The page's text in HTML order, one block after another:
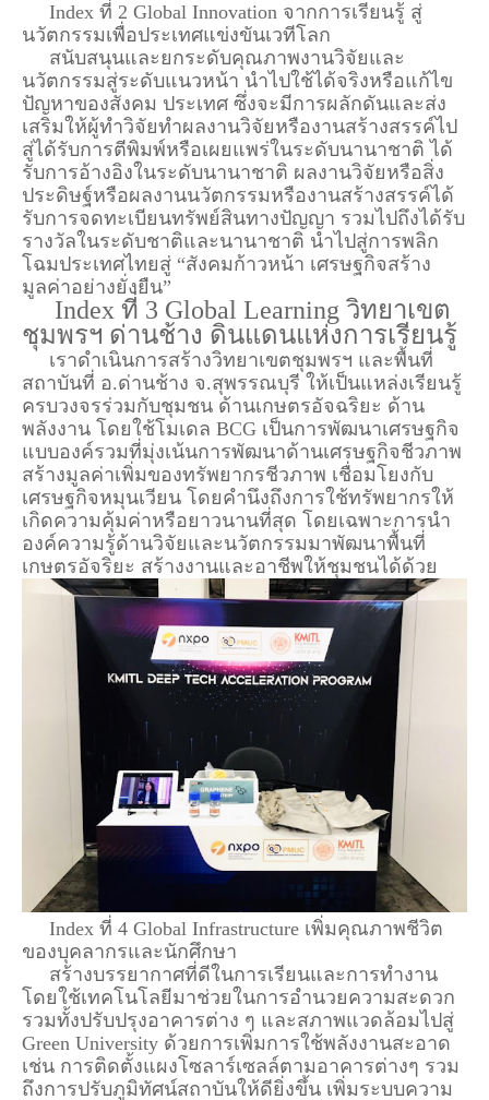
Index ที่ 2 Global Innovation จากการเรียนรู้ สู่
นวัตกรรมเพื่อประเทศแข่งขันเวทีโลก
สนับสนุนและยกระดับคุณภาพงานวิจัยและ
นวัตกรรมสู่ระดับแนวหน้า นำไปใช้ได้จริงหรือแก้ไข
ปัญหาของสังคม ประเทศ ซึ่งจะมีการผลักดันและส่ง
เสริมให้ผู้ทำวิจัยทำผลงานวิจัยหรืองานสร้างสรรค์ไป
สู่ได้รับการตีพิมพ์หรือเผยแพร่ในระดับนานาชาติ ได้
รับการอ้างอิงในระดับนานาชาติ ผลงานวิจัยหรือสิ่ง
ประดิษฐ์หรือผลงานนวัตกรรมหรืองานสร้างสรรค์ได้
รับการจดทะเบียนทรัพย์สินทางปัญญา รวมไปถึงได้รับ
รางวัลในระดับชาติและนานาชาติ นำไปสู่การพลิก
โฉมประเทศไทยสู่ “สังคมก้าวหน้า เศรษฐกิจสร้าง
มูลค่าอย่างยั่งยืน”
Index ที่ 3 Global Learning วิทยาเขต
ชุมพรฯ ด่านช้าง ดินแดนแห่งการเรียนรู้
เราดำเนินการสร้างวิทยาเขตชุมพรฯ และพื้นที่
สถาบันที่ อ.ด่านช้าง จ.สุพรรณบุรี ให้เป็นแหล่งเรียนรู้
ครบวงจรร่วมกับชุมชน ด้านเกษตรอัจฉริยะ ด้าน
พลังงาน โดยใช้โมเดล BCG เป็นการพัฒนาเศรษฐกิจ
แบบองค์รวมที่มุ่งเน้นการพัฒนาด้านเศรษฐกิจชีวภาพ
สร้างมูลค่าเพิ่มของทรัพยากรชีวภาพ เชื่อมโยงกับ
เศรษฐกิจหมุนเวียน โดยคำนึงถึงการใช้ทรัพยากรให้
เกิดความคุ้มค่าหรือยาวนานที่สุด โดยเฉพาะการนำ
องค์ความรู้ด้านวิจัยและนวัตกรรมมาพัฒนาพื้นที่
เกษตรอัจริยะ สร้างงานและอาชีพให้ชุมชนได้ด้วย
Index ที่ 4 Global Infrastructure เพิ่มคุณภาพชีวิต
ของบุคลากรและนักศึกษา
สร้างบรรยากาศที่ดีในการเรียนและการทำงาน
โดยใช้เทคโนโลยีมาช่วยในการอำนวยความสะดวก
รวมทั้งปรับปรุงอาคารต่าง ๆ และสภาพแวดล้อมไปสู่
Green University ด้วยการเพิ่มการใช้พลังงานสะอาด
เช่น การติดตั้งแผงโซลาร์เซลล์ตามอาคารต่างๆ รวม
ถึงการปรับภูมิทัศน์สถาบันให้ดียิ่งขึ้น เพิ่มระบบความ